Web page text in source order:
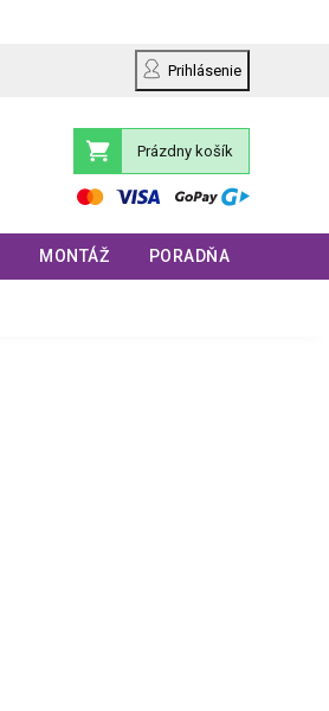
Prihlásenie
Nákupný
košík
Prázdny košík
MONTÁŽ PORADŇA